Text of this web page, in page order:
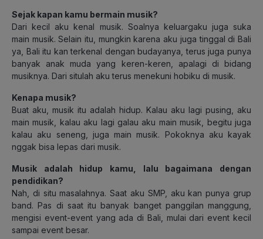
Sejak kapan kamu bermain musik?
Dari kecil aku kenal musik. Soalnya keluargaku juga suka
main musik. Selain itu, mungkin karena aku juga tinggal di Bali
ya, Bali itu kan terkenal dengan budayanya, terus juga punya
banyak anak muda yang keren-keren, apalagi di bidang
musiknya. Dari situlah aku terus menekuni hobiku di musik.
Kenapa musik?
Buat aku, musik itu adalah hidup. Kalau aku lagi pusing, aku
main musik, kalau aku lagi galau aku main musik, begitu juga
kalau aku seneng, juga main musik. Pokoknya aku kayak
nggak bisa lepas dari musik.
Musik adalah hidup kamu, lalu bagaimana dengan
pendidikan?
Nah, di situ masalahnya. Saat aku SMP, aku kan punya grup
band. Pas di saat itu banyak banget panggilan manggung,
mengisi event-event yang ada di Bali, mulai dari event kecil
sampai event besar.